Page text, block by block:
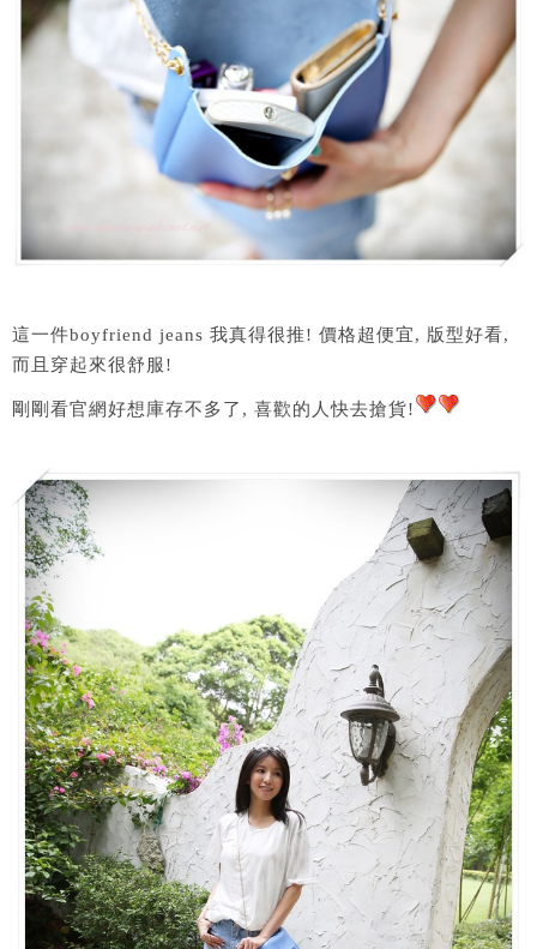
這一件boyfriend jeans 我真得很推! 價格超便宜, 版型好看,
而且穿起來很舒服!
剛剛看官網好想庫存不多了, 喜歡的人快去搶貨!